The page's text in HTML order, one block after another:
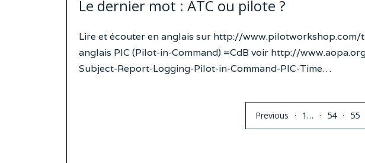
Le dernier mot : ATC ou pilote ?
Lire et écouter en anglais sur http://
anglais PIC (Pilot-in-Command) =CdB voir http://
Subject-Report-Logging-Pilot-in-Command-PIC-Time…
Previous 1… 54 55